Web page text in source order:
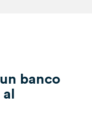
banco